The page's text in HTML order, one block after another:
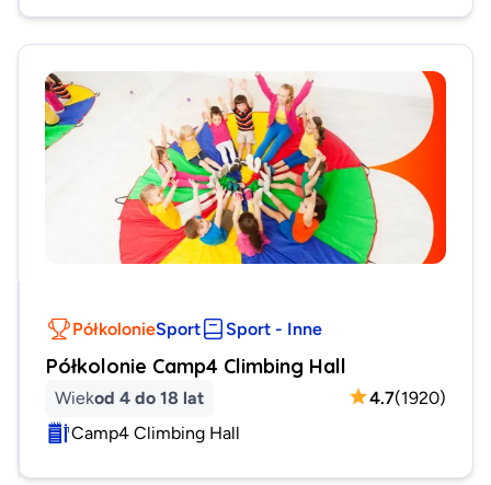
PółkolonieSport Sport - Inne
Półkolonie Camp4 Climbing Hall
Wiekod 4 do 18 lat 4.7(1920)
Camp4 Climbing Hall